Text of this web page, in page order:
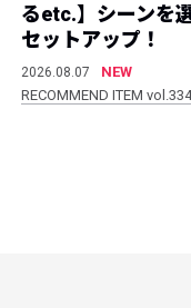
るetc.】シーンを
セットアップ！
2026.08.07
NEW
RECOMMEND ITEM vol.334